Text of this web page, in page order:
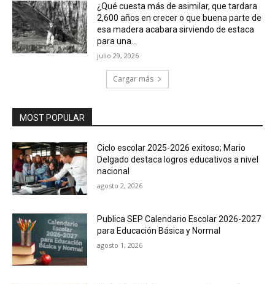
¿Qué cuesta más de asimilar, que tardara
2,600 años en crecer o que buena parte de
esa madera acabara sirviendo de estaca
para una...
julio 29, 2026
Cargar más
MOST POPULAR
Ciclo escolar 2025-2026 exitoso; Mario
Delgado destaca logros educativos a nivel
nacional
agosto 2, 2026
Publica SEP Calendario Escolar 2026-2027
para Educación Básica y Normal
agosto 1, 2026